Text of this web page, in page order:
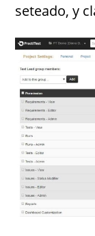
seteado, y